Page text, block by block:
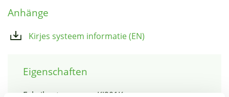
Anhänge
Kirjes systeem informatie (EN)
Eigenschaften